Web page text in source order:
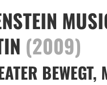
(2009)
BEWEGT,